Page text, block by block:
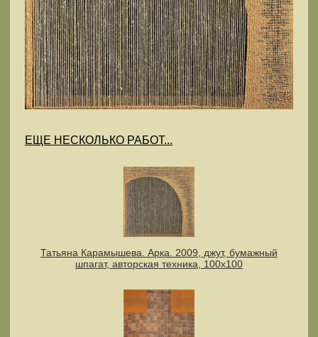
ЕЩЕ НЕСКОЛЬКО РАБОТ...
Татьяна Карамышева. Арка. 2009, джут, бумажный
шпагат, авторская техника, 100х100